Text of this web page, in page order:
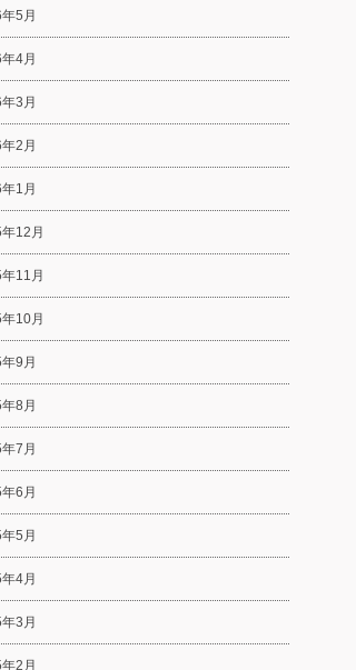
5月
4月
3月
2月
1月
12月
11月
10月
9月
8月
7月
6月
5月
4月
3月
2月